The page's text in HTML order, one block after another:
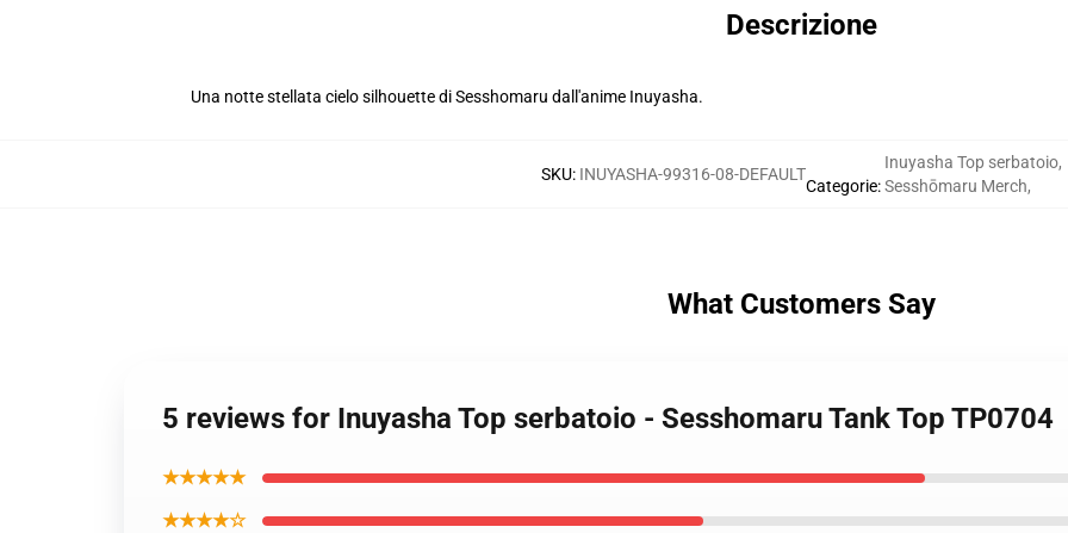
Descrizione
Una notte stellata cielo silhouette di Sesshomaru dall'anime Inuyasha.
SKU: INUYASHA-99316-08-DEFAULT
Categorie:
Inuyasha Top serbatoio,
Sesshōmaru Merch,
What Customers Say
5 reviews for Inuyasha Top serbatoio - Sesshomaru Tank Top TP0704
★★★★★
★★★★☆